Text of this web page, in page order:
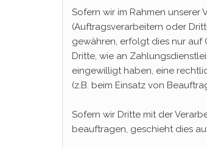
Sofern wir im Rahmen
(Auftragsverarbeitern oder
gewähren, erfolgt dies nur auf
Dritte, wie an
eingewilligt haben, eine
(z.B. beim Einsatz von
Sofern wir Dritte mit der
beauftragen, geschieht dies